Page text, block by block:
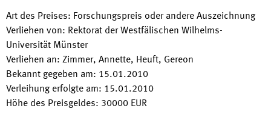
Art des Preises: Forschungspreis oder andere Auszeichnung
Verliehen von: Rektorat der Westfälischen Wilhelms-
Universität Münster
Verliehen an: Zimmer, Annette, Heuft, Gereon
Bekannt gegeben am: 15.01.2010
Verleihung erfolgte am: 15.01.2010
Höhe des Preisgeldes: 30000 EUR